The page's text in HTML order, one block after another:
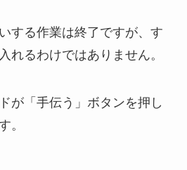
する作業は終了ですが、す
れるわけではありません。
が「手伝う」ボタンを押し
。